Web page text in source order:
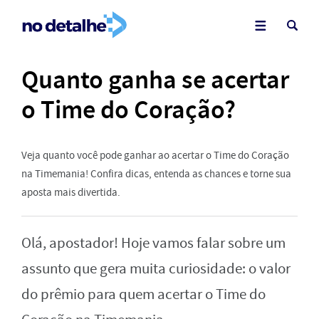
Quanto ganha se acertar
o Time do Coração?
Veja quanto você pode ganhar ao acertar o Time do Coração
na Timemania! Confira dicas, entenda as chances e torne sua
aposta mais divertida.
Olá, apostador! Hoje vamos falar sobre um
assunto que gera muita curiosidade: o valor
do prêmio para quem acertar o Time do